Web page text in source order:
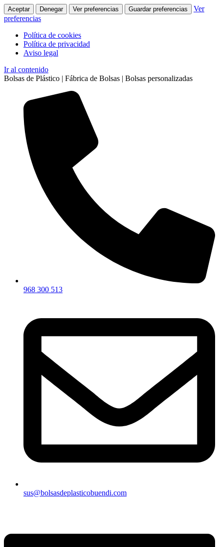
Aceptar Denegar Ver preferencias Guardar preferencias
Ver
preferencias
Política de cookies
Política de privacidad
Aviso legal
Ir al contenido
Bolsas de Plástico | Fábrica de Bolsas | Bolsas personalizadas
968 300 513
sus@bolsasdeplasticobuendi.com